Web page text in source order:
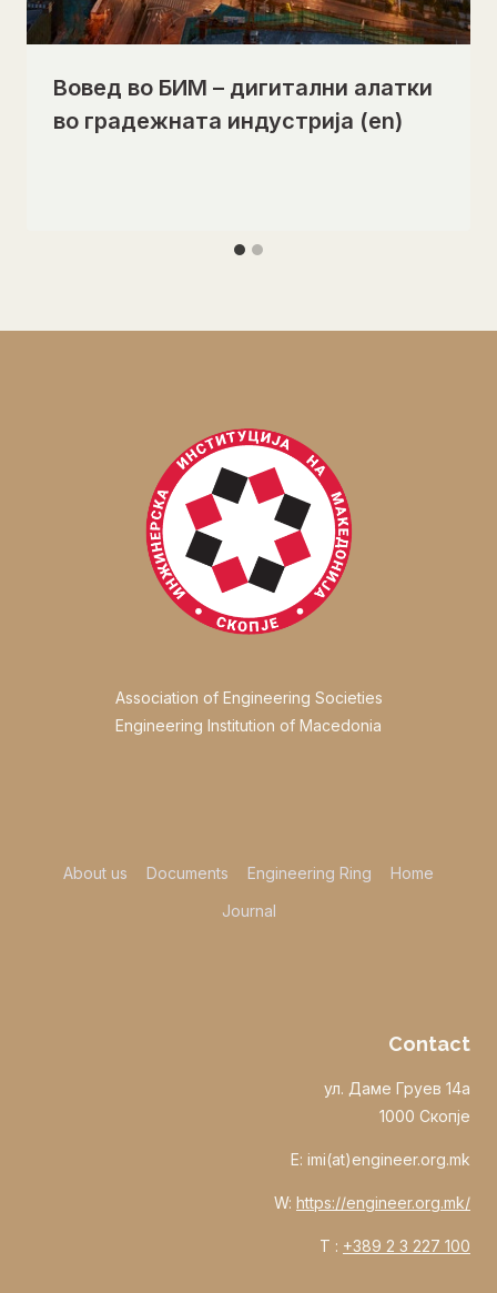
Вовед во БИМ – дигитални алатки
во градежната индустрија (en)
Association of Engineering Societies
Engineering Institution of Macedonia
About us Documents Engineering Ring
Home
Journal
Contact
ул. Даме Груев 14а
1000 Скопје
E: imi(at)engineer.org.mk
W: https://engineer.org.mk/
T : +389 2 3 227 100